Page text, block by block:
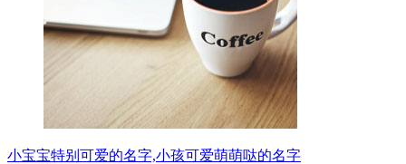
小宝宝特别可爱的名字,小孩可爱萌萌哒的名字